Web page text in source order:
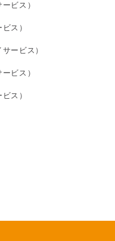
ビス）
ス）
ービス）
ビス）
ス）